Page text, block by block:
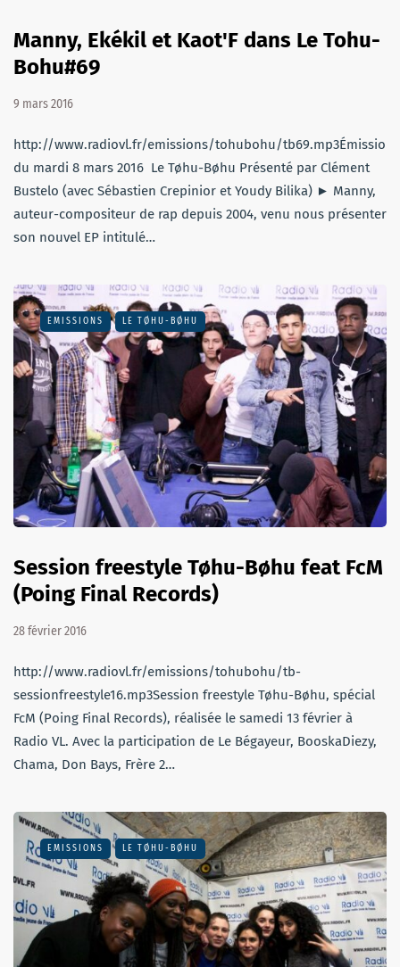
Manny, Ekékil et Kaot'F dans Le Tohu-
Bohu#69
9 mars 2016
http://www.radiovl.fr/emissions/tohubohu/tb69.mp3Émission
du mardi 8 mars 2016 Le Tøhu-Bøhu Présenté par Clément
Bustelo (avec Sébastien Crepinior et Youdy Bilika) ► Manny,
auteur-compositeur de rap depuis 2004, venu nous présenter
son nouvel EP intitulé…
EMISSIONS LE TØHU-BØHU
Session freestyle Tøhu-Bøhu feat FcM
(Poing Final Records)
28 février 2016
http://www.radiovl.fr/emissions/tohubohu/tb-
sessionfreestyle16.mp3Session freestyle Tøhu-Bøhu, spécial
FcM (Poing Final Records), réalisée le samedi 13 février à
Radio VL. Avec la participation de Le Bégayeur, BooskaDiezy,
Chama, Don Bays, Frère 2…
EMISSIONS LE TØHU-BØHU